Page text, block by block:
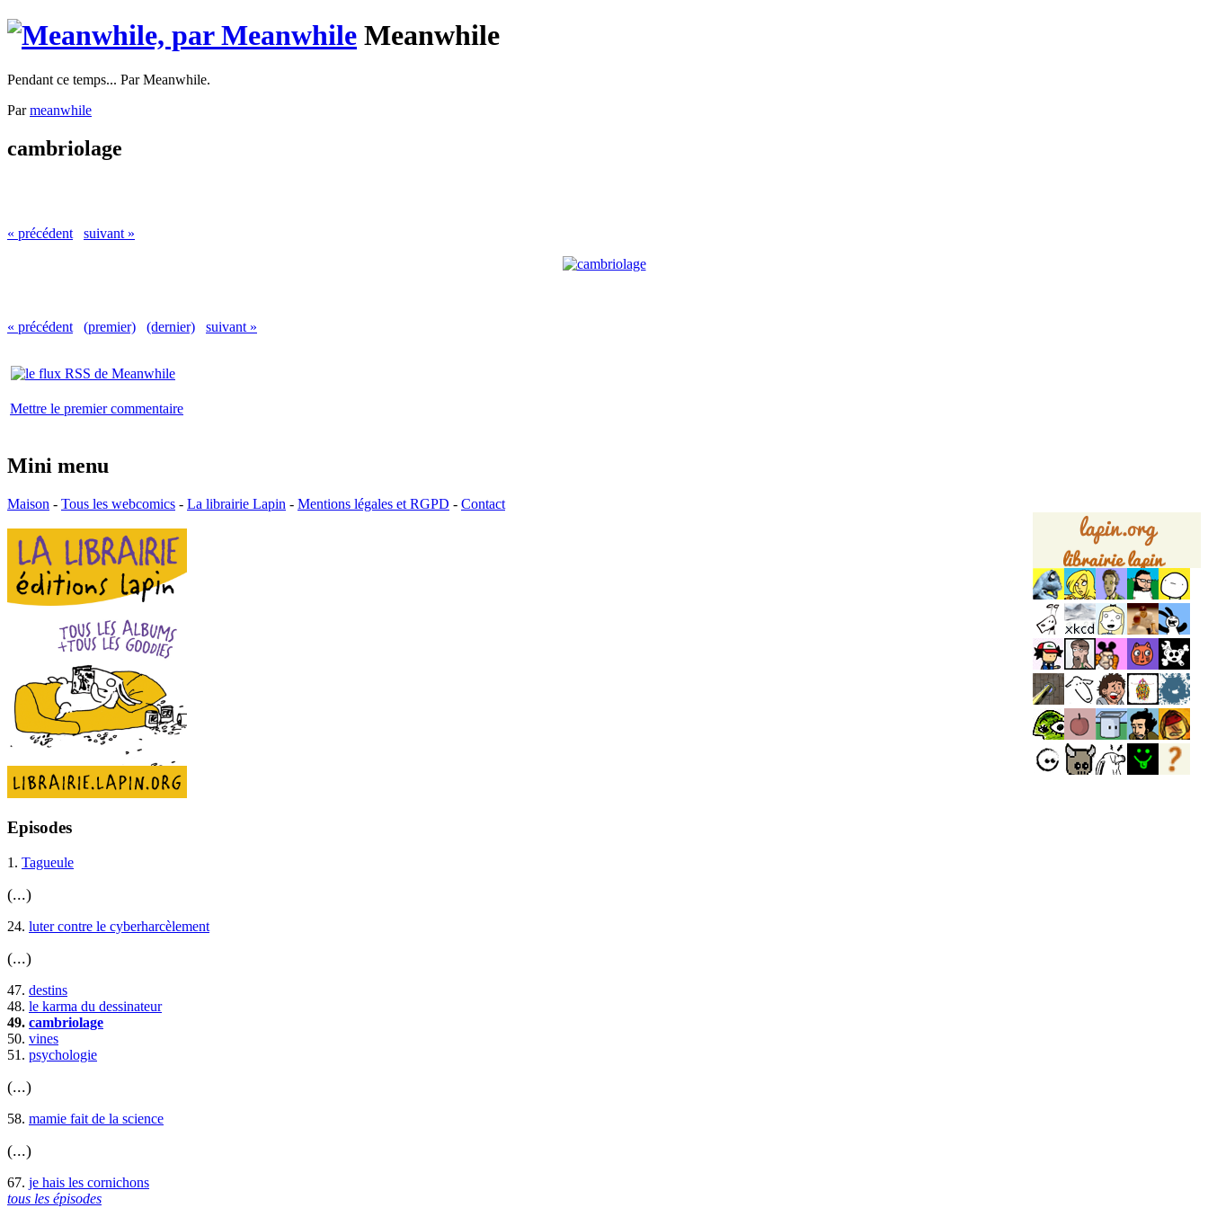
Meanwhile
Pendant ce temps... Par Meanwhile.
Parmeanwhile
cambriolage
« précédent suivant »
« précédent (premier) (dernier) suivant »
Mettre le premier commentaire
Mini menu
Maison - Tous les webcomics - La librairie Lapin - Mentions légales et RGPD - Contact
Episodes
1. Tagueule
(...)
24. luter contre le cyberharcèlement
(...)
47. destins
48. le karma du dessinateur
49. cambriolage
50. vines
51. psychologie
(...)
58. mamie fait de la science
(...)
67. je hais les cornichons
tous les épisodes